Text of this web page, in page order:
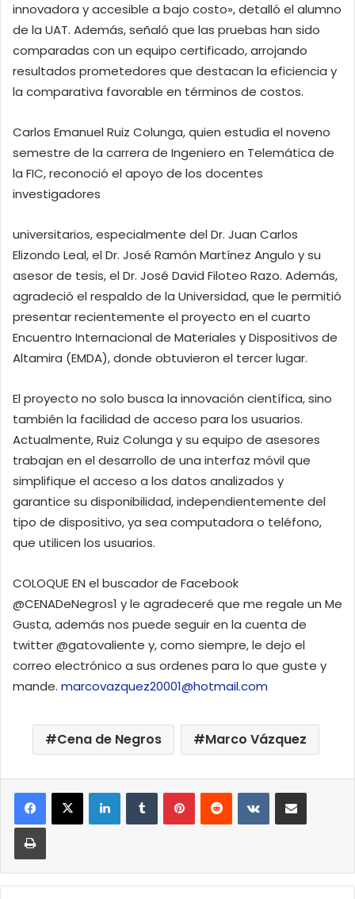
innovadora y accesible a bajo costo», detalló el alumno
de la UAT. Además, señaló que las pruebas han sido
comparadas con un equipo certificado, arrojando
resultados prometedores que destacan la eficiencia y
la comparativa favorable en términos de costos.
Carlos Emanuel Ruiz Colunga, quien estudia el noveno
semestre de la carrera de Ingeniero en Telemática de
la FIC, reconoció el apoyo de los docentes
investigadores
universitarios, especialmente del Dr. Juan Carlos
Elizondo Leal, el Dr. José Ramón Martínez Angulo y su
asesor de tesis, el Dr. José David Filoteo Razo. Además,
agradeció el respaldo de la Universidad, que le permitió
presentar recientemente el proyecto en el cuarto
Encuentro Internacional de Materiales y Dispositivos de
Altamira (EMDA), donde obtuvieron el tercer lugar.
El proyecto no solo busca la innovación científica, sino
también la facilidad de acceso para los usuarios.
Actualmente, Ruiz Colunga y su equipo de asesores
trabajan en el desarrollo de una interfaz móvil que
simplifique el acceso a los datos analizados y
garantice su disponibilidad, independientemente del
tipo de dispositivo, ya sea computadora o teléfono,
que utilicen los usuarios.
COLOQUE EN el buscador de Facebook
@CENADeNegros1 y le agradeceré que me regale un Me
Gusta, además nos puede seguir en la cuenta de
twitter @gatovaliente y, como siempre, le dejo el
correo electrónico a sus ordenes para lo que guste y
mande. marcovazquez20001@hotmail.com
Cena de Negros Marco Vázquez
LinkedInTumblrPinterestReddit VKontakteCompartir por correo
Imprimir